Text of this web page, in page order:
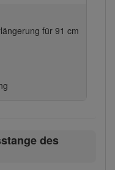
für 91 cm
des